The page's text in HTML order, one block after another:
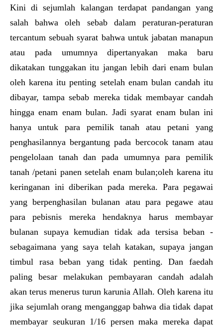
Kini di sejumlah kalangan terdapat pandangan yang
salah bahwa oleh sebab dalam peraturan-peraturan
tercantum sebuah syarat bahwa untuk jabatan manapun
atau pada umumnya dipertanyakan maka baru
dikatakan tunggakan itu jangan lebih dari enam bulan
oleh karena itu penting setelah enam bulan candah itu
dibayar, tampa sebab mereka tidak membayar candah
hingga enam enam bulan. Jadi syarat enam bulan ini
hanya untuk para pemilik tanah atau petani yang
penghasilannya bergantung pada bercocok tanam atau
pengelolaan tanah dan pada umumnya para pemilik
tanah /petani panen setelah enam bulan;oleh karena itu
keringanan ini diberikan pada mereka. Para pegawai
yang berpenghasilan bulanan atau para pegawe atau
para pebisnis mereka hendaknya harus membayar
bulanan supaya kemudian tidak ada tersisa beban -
sebagaimana yang saya telah katakan, supaya jangan
timbul rasa beban yang tidak penting. Dan faedah
paling besar melakukan pembayaran candah adalah
akan terus menerus turun karunia Allah. Oleh karena itu
jika sejumlah orang menganggap bahwa dia tidak dapat
membayar seukuran 1/16 persen maka mereka dapat